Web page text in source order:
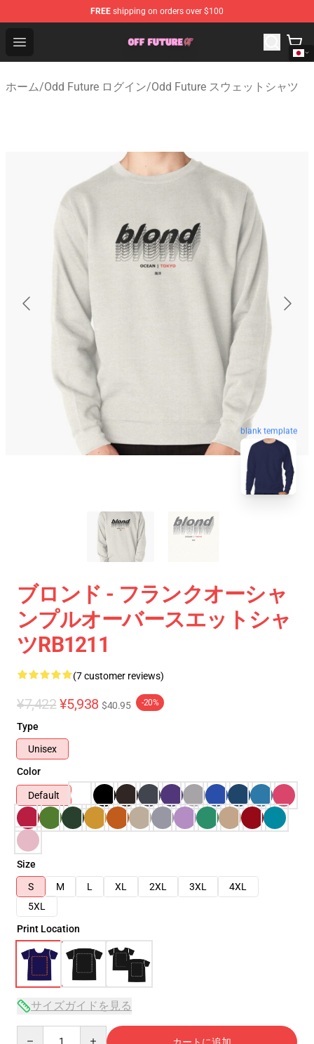
FREE shipping on orders over $100
Open menu
Odd Future Store - Official Odd Future Merchandise Shop
ホーム/Odd Future ログイン/Odd Future スウェットシャツ
blank template
ブロンド - フランクオーシャ
ンプルオーバースエットシャ
ツRB1211
(7 customer reviews)
¥7,422 ¥5,938 $40.95 -20%
Type
Unisex
Color
Default
Size
S
M L XL 2XL 3XL
4XL
5XL
Print Location
サイズガイドを見る